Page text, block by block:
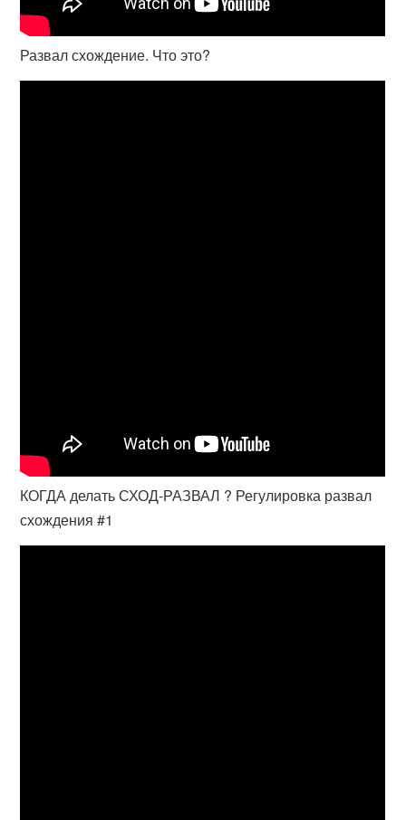
Развал схождение. Что это?
КОГДА делать СХОД-РАЗВАЛ ? Регулировка развал
схождения #1